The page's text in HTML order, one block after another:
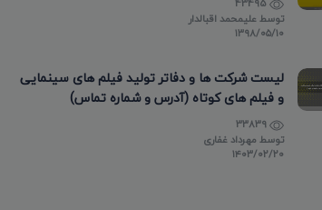
توسطعلیمحمد اقبالدار
۱۳۹۸/۰۵/۱۰
لیست شرکت ها و دفاتر تولید فیلم های سینمایی
و فیلم های کوتاه (آدرس و شماره تماس)
توسط مهرداد غفاری
۱۴۰۳/۰۲/۲۰